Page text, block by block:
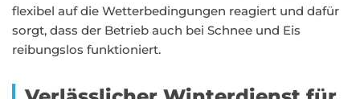
flexibel auf die Wetterbedingungen reagiert und dafür
sorgt, dass der Betrieb auch bei Schnee und Eis
reibungslos funktioniert.